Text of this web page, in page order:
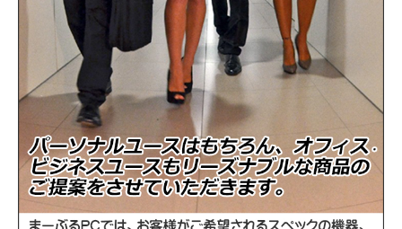
DVDドライブ
WEBカメラ なし
通信機能 有線LAN、無線LAN、Bluetooth
インタフェース
USB3.1 Type-C、USB3.0、RJ45、VGA、
HDMI
バッテリー 充電可能です
商品の状態 中古品（動作確認済み）